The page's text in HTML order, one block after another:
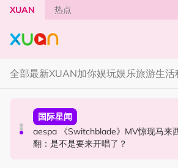
Skip to main content
XUAN 热点
全部最新XUAN加你娱玩娱乐旅游生活
本地星闻
Astro Originals 中文剧集《暮光公馆
秘公馆守护人
国际星闻
aespa 《Switchblade》MV惊现马来
翻：是不是要来开唱了？
中港台新
张继聪被记者问陈凯琳风波！当场“定
招数